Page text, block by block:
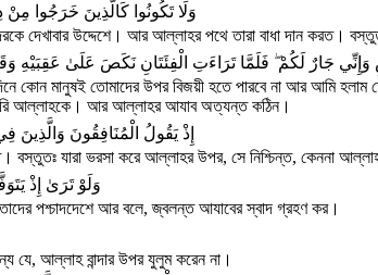
وَلَا تَكُونُوا كَالَّذِينَ خَرَجُوا
দেখাবার উদ্দেশে। আর আল্লাহর পথে তারা বাধা দান করত।
جَارٌ لَكُمْ ۖ فَلَمَّا تَرَاءَتِ الْفِئَتَانِ نَكَصَ عَلَىٰ عَقِبَيْهِ
মানুষই তোমাদের উপর বিজয়ী হতে পারবে না আর আমি
করি আল্লাহকে। আর আল্লাহর আযাব অত্যন্ত কঠিন।
إِذْ يَقُولُ الْمُنَافِقُونَ
বস্তুতঃ যারা ভরসা করে আল্লাহর উপর, সে নিশ্চিন্ত, কেননা
وَلَوْ تَرَىٰ إِذْ
পশ্চাদদেশে আর বলে, জ্বলন্ত আযাবের স্বাদ গ্রহণ কর।
যে, আল্লাহ বান্দার উপর যুলুম করেন না।